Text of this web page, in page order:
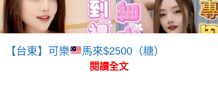
【台東】可樂 馬來$2500（糖）
閱讀全文